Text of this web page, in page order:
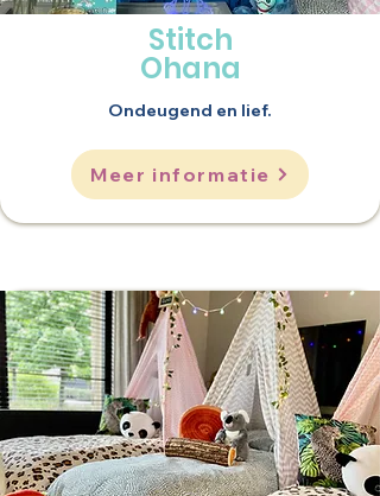
Stitch
Ohana
Ondeugend en lief.
Meer informatie